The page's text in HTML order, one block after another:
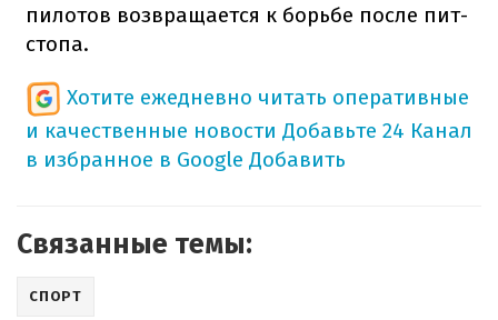
пилотов возвращается к борьбе после пит-
стопа.
Хотите ежедневно читать оперативные
и качественные новости Добавьте 24 Канал
в избранное в Google Добавить
Связанные темы:
СПОРТ